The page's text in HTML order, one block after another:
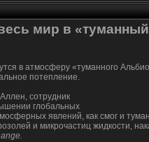
мир в «туманный
в атмосферу «туманного
потепление.
сотрудник
глобальных
явлений, как смог и
и микрочастиц жидкости,